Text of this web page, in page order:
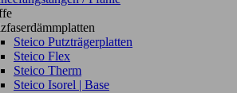
Steico Putzträgerplatten
Steico Flex
Steico Therm
Steico Isorel | Base